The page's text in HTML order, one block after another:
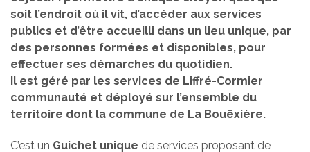
soit l’endroit où il vit, d’accéder aux services
publics et d’être accueilli dans un lieu unique, par
des personnes formées et disponibles, pour
effectuer ses démarches du quotidien.
Il est géré par les services de Liffré-Cormier
communauté et déployé sur l’ensemble du
territoire dont la commune de La Bouëxière.
C’est un Guichet unique de services proposant de